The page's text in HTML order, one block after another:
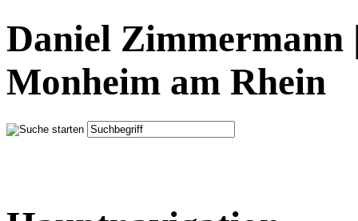
Daniel Zimmermann
Monheim am Rhein